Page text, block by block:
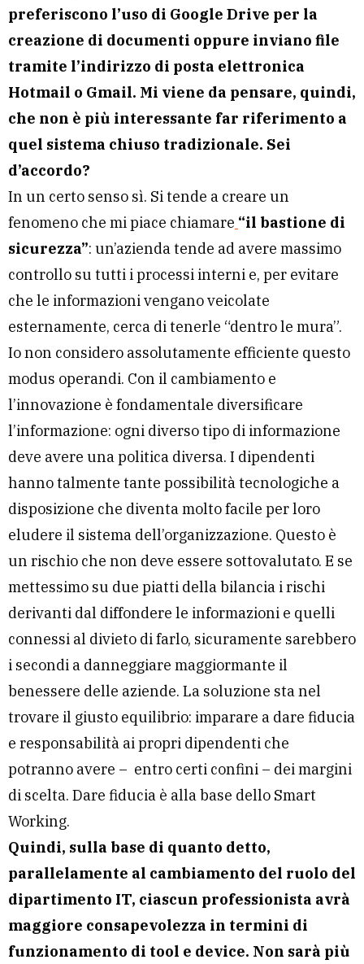
preferiscono l’uso di Google Drive per la
creazione di documenti oppure inviano file
tramite l’indirizzo di posta elettronica
Hotmail o Gmail. Mi viene da pensare, quindi,
che non è più interessante far riferimento a
quel sistema chiuso tradizionale. Sei
d’accordo?
In un certo senso sì. Si tende a creare un
fenomeno che mi piace chiamare “il bastione di
sicurezza”: un’azienda tende ad avere massimo
controllo su tutti i processi interni e, per evitare
che le informazioni vengano veicolate
esternamente, cerca di tenerle “dentro le mura”.
Io non considero assolutamente efficiente questo
modus operandi. Con il cambiamento e
l’innovazione è fondamentale diversificare
l’informazione: ogni diverso tipo di informazione
deve avere una politica diversa. I dipendenti
hanno talmente tante possibilità tecnologiche a
disposizione che diventa molto facile per loro
eludere il sistema dell’organizzazione. Questo è
un rischio che non deve essere sottovalutato. E se
mettessimo su due piatti della bilancia i rischi
derivanti dal diffondere le informazioni e quelli
connessi al divieto di farlo, sicuramente sarebbero
i secondi a danneggiare maggiormante il
benessere delle aziende. La soluzione sta nel
trovare il giusto equilibrio: imparare a dare fiducia
e responsabilità ai propri dipendenti che
potranno avere – entro certi confini – dei margini
di scelta. Dare fiducia è alla base dello Smart
Working.
Quindi, sulla base di quanto detto,
parallelamente al cambiamento del ruolo del
dipartimento IT, ciascun professionista avrà
maggiore consapevolezza in termini di
funzionamento di tool e device. Non sarà più